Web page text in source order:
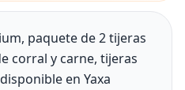
paquete de 2 tijeras
corral y carne, tijeras
en Yaxa